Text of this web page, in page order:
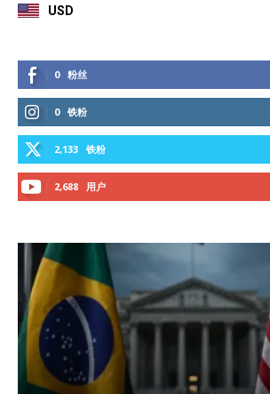
USD
0 粉丝
0 铁粉
2,133 铁粉
2,688 用户